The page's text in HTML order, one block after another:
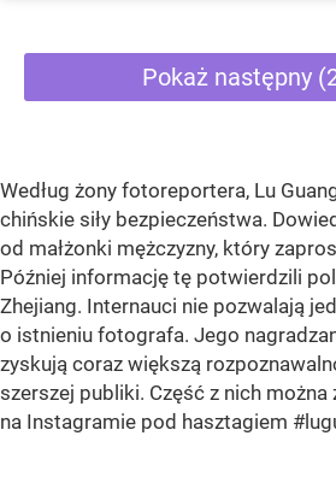
Pokaż następny
Według żony fotoreportera, Lu
chińskie siły bezpieczeństwa.
od małżonki mężczyzny, który
Później informację tę potwierdzili
Zhejiang. Internauci nie pozwalają
o istnieniu fotografa. Jego
zyskują coraz większą
szerszej publiki. Część z nich można
na Instagramie pod hasztagiem